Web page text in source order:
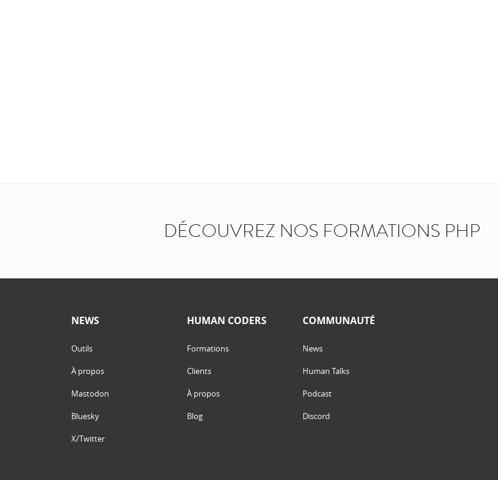
DÉCOUVREZ NOS FORMATIONS PHP
NEWS
Outils
À propos
Mastodon
Bluesky
X/Twitter
HUMAN CODERS
Formations
Clients
À propos
Blog
COMMUNAUTÉ
News
Human Talks
Podcast
Discord